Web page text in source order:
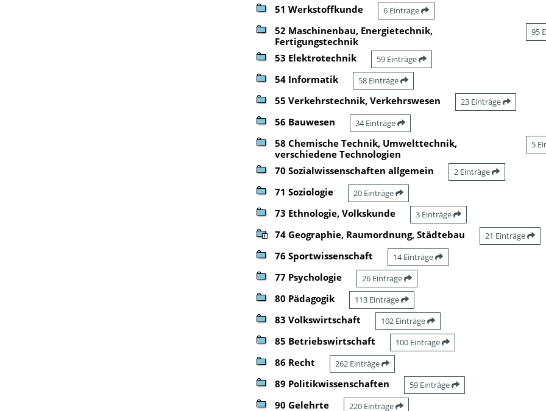
51 Werkstoffkunde 6 Einträge
52 Maschinenbau, Energietechnik,
Fertigungstechnik
95
53 Elektrotechnik 59 Einträge
54 Informatik 58 Einträge
55 Verkehrstechnik, Verkehrswesen 23 Einträge
56 Bauwesen 34 Einträge
58 Chemische Technik, Umwelttechnik,
verschiedene Technologien
5
70 Sozialwissenschaften allgemein 2 Einträge
71 Soziologie 20 Einträge
73 Ethnologie, Volkskunde 3 Einträge
74 Geographie, Raumordnung, Städtebau 21 Einträge
76 Sportwissenschaft 14 Einträge
77 Psychologie 26 Einträge
80 Pädagogik 113 Einträge
83 Volkswirtschaft 102 Einträge
85 Betriebswirtschaft 100 Einträge
86 Recht 262 Einträge
89 Politikwissenschaften 59 Einträge
90 Gelehrte 220 Einträge